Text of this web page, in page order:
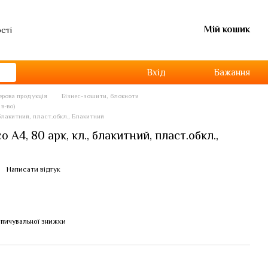
Мій кошик
Вхід Бажання
продукція
Бізнес-зошити, блокноти
во)
пласт.обкл., Блакитний
А4, 80 арк, кл., блакитний, пласт.обкл.,
Написати відгук
знижки